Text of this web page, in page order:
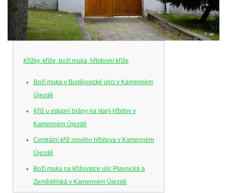
Křížky, kříže, boží muka, hřbitovní kříže
Boží muka v Budějovické ulici v Kamenném
Újezdě
Kříž u vstupní brány na starý hřbitov v
Kamenném Újezdě
Centrální kříž nového hřbitova v Kamenném
Újezdě
Boží muka na křižovatce ulic Plavnická a
Zemědělská v Kamenném Újezdě